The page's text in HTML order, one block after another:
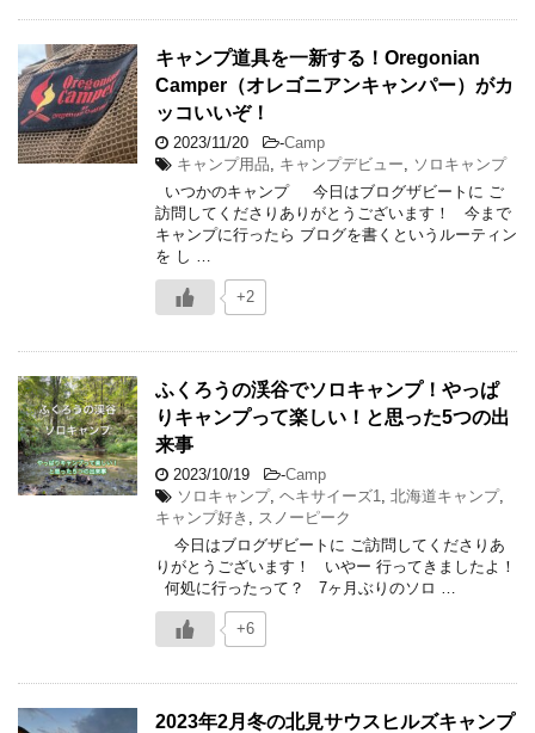
キャンプ道具を一新する！Oregonian
Camper（オレゴニアンキャンパー）がカ
ッコいいぞ！
2023/11/20 -Camp
キャンプ用品
キャンプデビュー
ソロキャンプ
いつかのキャンプ 今日はブログザビートに ご
訪問してくださりありがとうございます！ 今まで
キャンプに行ったら ブログを書くというルーティン
を し …
+2
ふくろうの渓谷でソロキャンプ！やっぱ
りキャンプって楽しい！と思った5つの出
来事
2023/10/19 -Camp
ソロキャンプ, ヘキサイーズ1 北海道キャンプ,
キャンプ好き
スノーピーク
今日はブログザビートに ご訪問してくださりあ
りがとうございます！ いやー 行ってきましたよ！
何処に行ったって？ 7ヶ月ぶりのソロ …
+6
2023年2月冬の北見サウスヒルズキャンプ